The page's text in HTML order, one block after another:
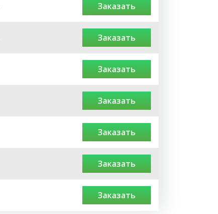
заказать
заказать
заказать
заказать
заказать
заказать
заказать